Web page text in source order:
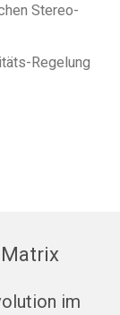
Stereo-
Regelung
im